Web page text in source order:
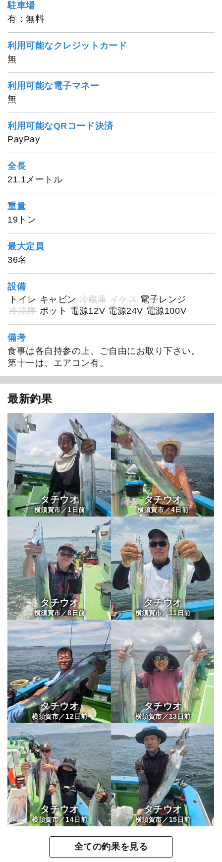
駐車場
有：無料
利用可能なクレジットカード
無
利用可能な電子マネー
無
利用可能なQRコード決済
PayPay
全長
21.1メートル
重量
19トン
最大定員
36名
設備
トイレ キャビン 冷蔵庫 イケス 電子レンジ
冷凍庫 ポット 電源12V 電源24V 電源100V
備考
食事は各自持参の上、ご自由にお取り下さい。
第十一は、エアコン有。
最新釣果
タチウオ
横須賀市／1日前
タチウオ
横須賀市／4 日前
タチウオ
横須賀市／8日前
タチウオ
横須賀市／11日前
タチウオ
横須賀市／ 12 日前
タチウオ
横須賀市／ 13日前
タチウオ
横須賀市／14日前
タチウオ
横須賀市／15日前
全ての釣果を見る
黒川丸